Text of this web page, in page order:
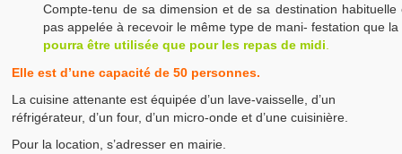
Présentation
Histoire du village
Compte-tenu de sa dimension et de sa destination habituelle
pas appelée à recevoir le même type de mani- festation que la
pourra être utilisée que pour les repas de midi.
Elle est d’une capacité de 50 personnes.
La cuisine attenante est équipée d’un lave-vaisselle, d’un
réfrigérateur, d’un four, d’un micro-onde et d’une cuisinière.
Pour la location, s’adresser en mairie.